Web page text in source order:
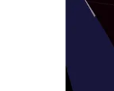
关
闭